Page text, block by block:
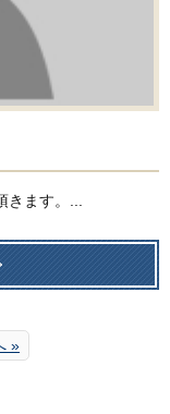
ます。...
»